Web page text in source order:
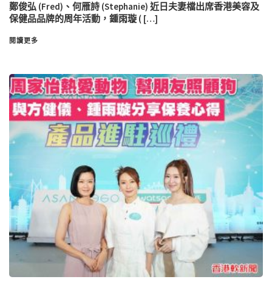
鄭俊弘 (Fred)、何雁詩 (Stephanie) 近日夫妻檔出席香港美容及
保健品品牌的周年活動，鍾雨璇 ( […]
閱讀更多